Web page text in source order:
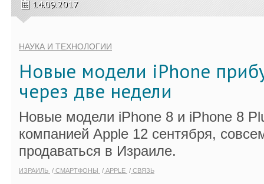
14.09.2017
НАУКА И ТЕХНОЛОГИИ
Новые модели iPhone
через две недели
Новые модели iPhone 8 и iPhone 8
компанией Apple 12 сентября,
продаваться в Израиле.
ИЗРАИЛЬ СМАРТФОНЫ APPLE СВЯЗЬ